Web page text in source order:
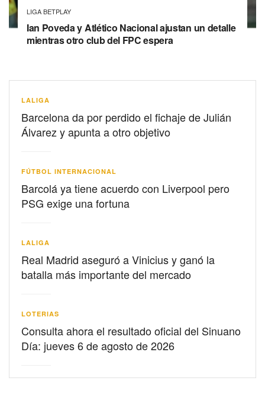
LIGA BETPLAY
Ian Poveda y Atlético Nacional ajustan un detalle
mientras otro club del FPC espera
LALIGA
Barcelona da por perdido el fichaje de Julián
Álvarez y apunta a otro objetivo
FÚTBOL INTERNACIONAL
Barcolá ya tiene acuerdo con Liverpool pero
PSG exige una fortuna
LALIGA
Real Madrid aseguró a Vinicius y ganó la
batalla más importante del mercado
LOTERIAS
Consulta ahora el resultado oficial del Sinuano
Día: jueves 6 de agosto de 2026